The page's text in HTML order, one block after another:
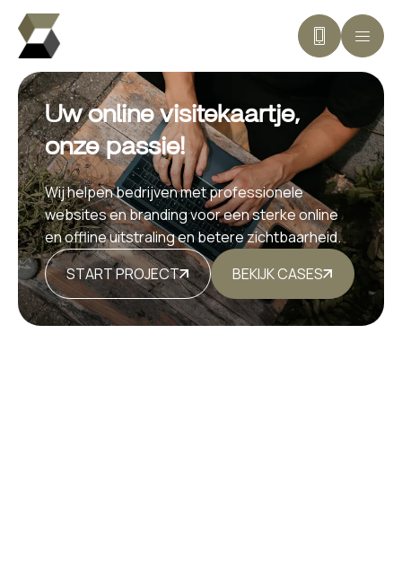
Uw online visitekaartje,
onze passie!
Wij helpen bedrijven met professionele
websites en branding voor een sterke online
en offline uitstraling en betere zichtbaarheid.
START PROJECT
BEKIJK CASES